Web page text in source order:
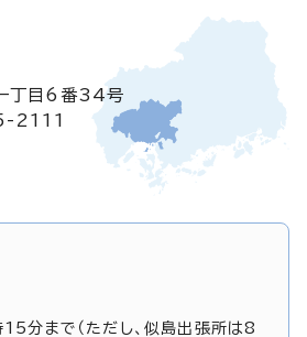
丁目6番34号
2111
分まで（ただし、似島出張所は8